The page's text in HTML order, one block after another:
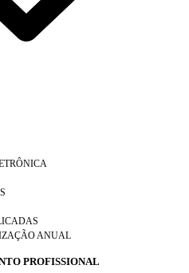
ANUAL
PROFISSIONAL